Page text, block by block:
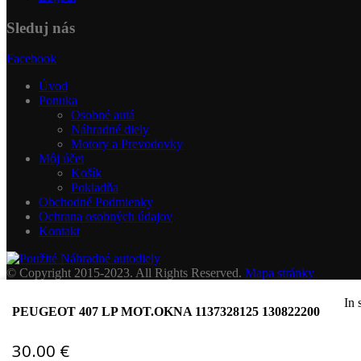
PEUGEOT 407 LP MOT.OKNA 1137328125 130822200
30.00 €
In
Sleduj nás
Facebook
Úvod
Ponuka
Osobné autá
Náhradné diely
Motory a Prevodovky
Môj účet
Košík
Pokladňa
Obchodné Podmienky
Ochrana osobných údajov
Kontakt
© Copyright 2015-2023. All Rights Reserved. Mapa stránky